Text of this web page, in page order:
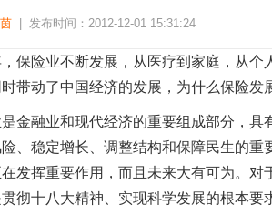
发布时间：2012-12-01 15:31:24
险业不断发展，从医疗到家庭，从个
带动了中国经济的发展，为什么保险
融业和现代经济的重要组成部分，具
、稳定增长、调整结构和保障民生的
发挥重要作用，而且未来大有可为。
彻十八大精神、实现科学发展的根本